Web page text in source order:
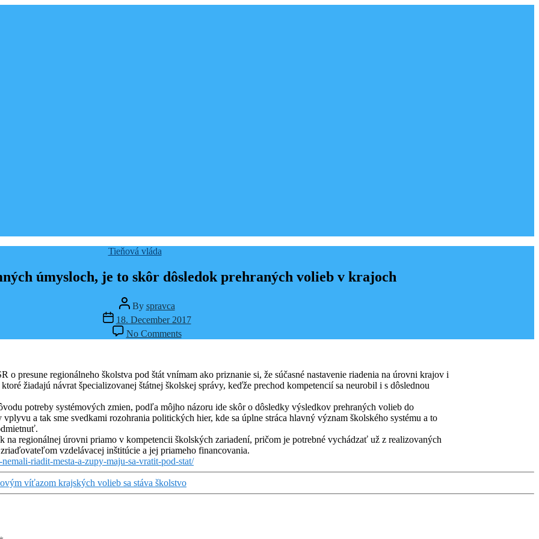
Categories
Tieňová vláda
úmysloch, je to skôr dôsledok prehraných volieb v krajoch
Post
author
By spravca
Post
date
18. December 2017
No Commentson
Pochybujem
úmysloch,
je
skôr
dôsledok
volieb
v
krajoch
presune regionálneho školstva pod štát vnímam ako priznanie si, že súčasné nastavenie riadenia na úrovni krajov i
žiadajú návrat špecializovanej štátnej školskej správy, keďže prechod kompetencií sa neurobil i s dôslednou
potreby systémových zmien, podľa môjho názoru ide skôr o dôsledky výsledkov prehraných volieb do
a tak sme svedkami rozohrania politických hier, kde sa úplne stráca hlavný význam školského systému a to
regionálnej úrovni priamo v kompetencii školských zariadení, pričom je potrebné vychádzať už z realizovaných
vzdelávacej inštitúcie a jej priameho financovania.
riadit-mesta-a-zupy-maju-sa-vratit-pod-stat/
víťazom krajských volieb sa stáva školstvo